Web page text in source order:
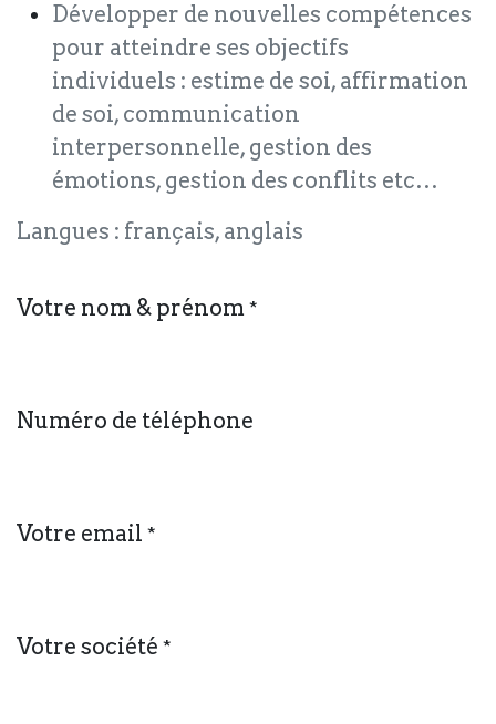
Développer de nouvelles compétences
pour atteindre ses objectifs
individuels : estime de soi, affirmation
de soi, communication
interpersonnelle, gestion des
émotions, gestion des conflits etc…
Langues : français, anglais
Votre nom & prénom *
Numéro de téléphone
Votre email *
Votre société *